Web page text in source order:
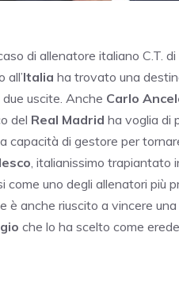
di allenatore italiano C.T.
all’Italia ha trovato una
uscite. Anche Carlo
del Real Madrid ha voglia di
capacità di gestore per
, italianissimo trapiantato
uno degli allenatori più
è anche riuscito a vincere una
che lo ha scelto come